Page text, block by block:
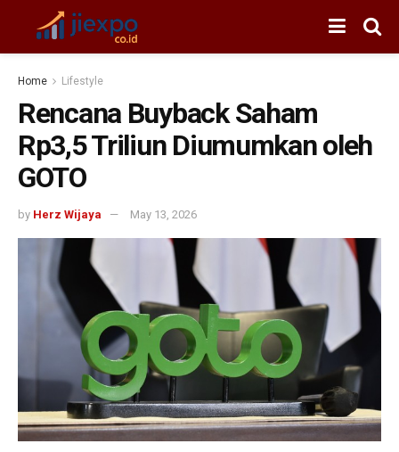
Home Lifestyle
Rencana Buyback Saham
Rp3,5 Triliun Diumumkan oleh
GOTO
by Herz Wijaya May 13, 2026